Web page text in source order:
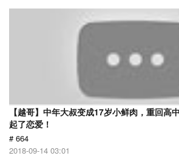
【越哥】中年大叔变成17岁小鲜肉，重回高
起了恋爱！
# 664
2018-09-14 03:01